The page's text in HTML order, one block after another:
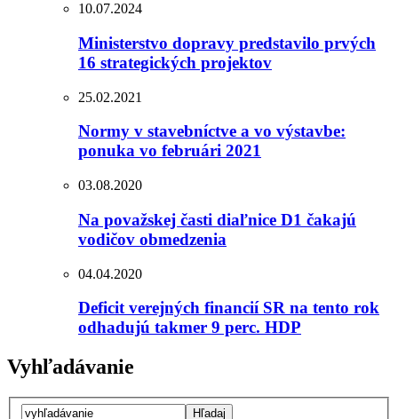
10.07.2024
Ministerstvo dopravy predstavilo prvých
16 strategických projektov
25.02.2021
Normy v stavebníctve a vo výstavbe:
ponuka vo februári 2021
03.08.2020
Na považskej časti diaľnice D1 čakajú
vodičov obmedzenia
04.04.2020
Deficit verejných financií SR na tento rok
odhadujú takmer 9 perc. HDP
Vyhľadávanie